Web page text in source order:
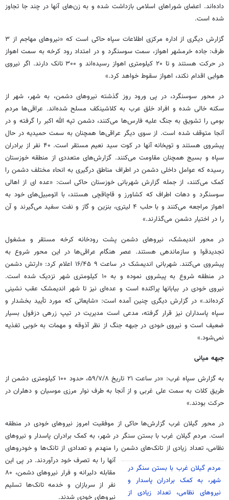
داده‌اند. اعضای شوراهای اسلامی بازداشت شده و به زن‌های آنها در چند جا تجاوز
شده است.
گزارش دیگری از اداره مرکزی اطلاعات سپاه حاکی است که «نیروهای مهاجم از ۳
طرف: جاده خرمشهر اهواز، سمت سوسنگرد و در امتداد رود کرخه به سمت اهواز
در حرکت هستند و تا ۲۰ کیلومتری اهواز رسیده‌اند و ۳۰۰ تانک دارند. اگر نیروی
هوایی اقدام نکند، اهواز سقوط خواهد کرد.»
در محور سوسنگرد، در پی ورود روز گذشته نیروهای دشمن، به شهر، شهر از
سکنه خالی شده و افراد خلق عرب به کلاشینکف مسلح شده‌اند. عراقی‌ها مردم
بومی را تشویق به جنگ علیه فارس‌ها می‌کنند، دشمن تپه الله اکبر را گرفته و در
آنجا متوقف شده است. از سوی دیگر عراقی‌ها همچنان به سمت حمیدیه در حال
پیشروی هستند و توپخانه آنها در کوت سید نعیم مستقر است. ۴۰ نفر از برادران
سپاه و بسیج همچنان مقاومت می‌کنند. گزارش‌های متعددی از منطقه خوزستان
رسیده که عوامل داخلی دشمن در اطراف مناطق درگیری به انحاء مختلف دشمن را
کمک می‌کنند، از جمله گزارش شهربانی خوزستان حاکی است: «عده ای از اهالی
سوسنگرد و دهات اطراف که کشاورز و قاچاقچی هستند، با اتومبیل‌های خود به
اهواز مراجعه می‌کنند و با حلب ۴ لیتری، بنزین و گاز و نفت سفید می‌گیرند و آن
را در اختیار دشمن می‌گذارند.»
در محور اندیمشک، نیروهای دشمن پشت رودخانه کرخه مستقر و مشغول
تجدیدقوا و سازماندهی هستند. عصر هنگام عراقی‌ها در این محور شروع به
پیشروی می‌کنند. شهربانی اندیمشک در ساعت ۹ ۱۶/۴۵ اعلام کرد: «ارتش دشمن
در منطقه شروع به پیشروی نموده و به ۱۰ کیلومتری شهر نزدیک شده است.
نیروی خودی در بیابانها پراکنده است و عده‌ای نیز تا شهر اندیمشک عقب نشینی
کرده‌اند.» در گزارش دیگری چنین آمده است: «شایعاتی که مورد تأیید بخشدار و
سپاه پاسداران نیز قرار گرفته، مدعی است مدیریت در تیپ زرهی دزفول بسیار
ضعیف است و نیروی خودی در جبهه جنگ از نظر آذوقه و مهمات به خوبی تغذیه
نمی‌شود.»
جبهه میانی
به گزارش سپاه غرب: «در ساعت ۲۱ تاریخ ۵۹/۷/۸، حدود ۱۰۰ کیلومتری دشمن از
طریق کلات به سمت علی غربی و از آنجا به طرف نوار مرزی موسیان و دهلران در
حرکت بودند.»
در محور گیلان غرب گزارش‌ها حاکی از موفقیت امروز نیروهای خودی در منطقه
است. مردم گیلان غرب با بستن سنگر در شهر، به کمک برادران پاسدار و نیروهای
نظامی، تعداد زیادی از تانک‌های دشمن را منهدم و تعدادی از تانک‌ها و خودروهای
آنها را به تصرف خود درآوردند
مردم گیلان غرب با بستن سنگر در
شهر، به کمک برادران پاسدار و
نیروهای نظامی، تعداد زیادی از
. در پی این
مقابله دلیرانه و فرار نیروهای دشمن، ۸۰
نفر از سربازان و خدمه تانک‌ها تسلیم
نیروهای خودی شدند.